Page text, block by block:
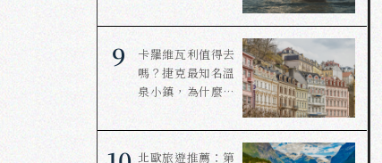
如何接力改寫世
界？
9
卡羅維瓦利值得去
嗎？捷克最知名溫
泉小鎮，為什麼連
北歐旅遊推薦：第